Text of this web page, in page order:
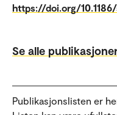
https://doi.org/10.1186/
Se alle
Publikasjonslisten er